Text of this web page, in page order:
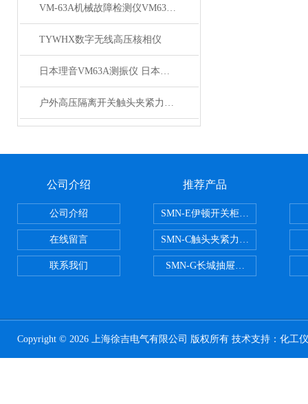
VM-63A机械故障检测仪VM63A VM63A型号
TYWHX数字无线高压核相仪
日本理音VM63A测振仪 日本理音VM63A测振仪*
户外高压隔离开关触头夹紧力测试仪的校准方法
公司介绍
公司介绍
在线留言
联系我们
推荐产品
SMN-E伊顿开关柜触头夹紧力检
SMN-C触头夹紧力检测仪
SMN-G长城抽屉开关柜触头夹紧
Copyright © 2026 上海徐吉电气有限公司 版权所有 技术支持： 化工